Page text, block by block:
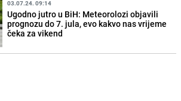
03.07.24. 09:14
Ugodno jutro u BiH: Meteorolozi objavili
prognozu do 7. jula, evo kakvo nas vrijeme
čeka za vikend